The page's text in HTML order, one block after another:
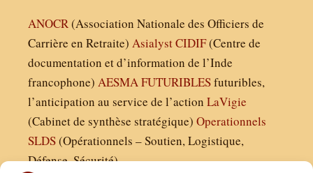
ANOCR(Association Nationale des Officiers de
Carrière en Retraite) AsialystCIDIF(Centre de
documentation et d’information de l’Inde
francophone) AESMAFUTURIBLESfuturibles,
l’anticipation au service de l’action LaVigie
(Cabinet de synthèse stratégique) Operationnels
SLDS(Opérationnels – Soutien, Logistique,
Défense, Sécurité)